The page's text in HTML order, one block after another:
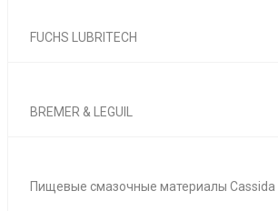
FUCHS LUBRITECH
BREMER & LEGUIL
Пищевые смазочные материалы Cassida